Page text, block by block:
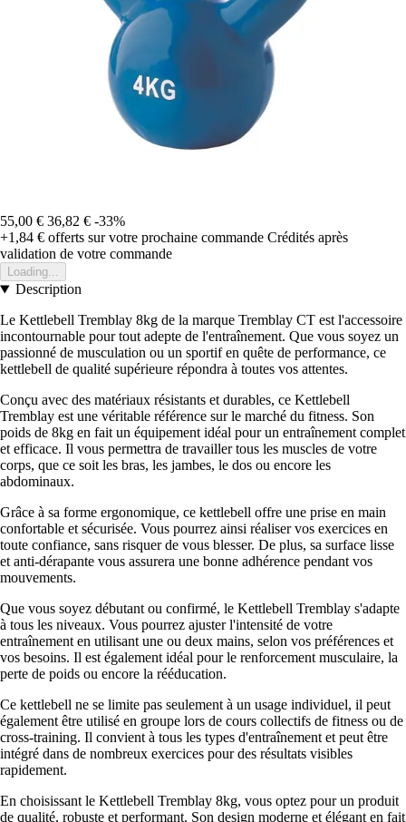
55,00 € 36,82 € -33%
+1,84 € offerts sur votre prochaine commande Crédités après
validation de votre commande
Loading...
Description
Le Kettlebell Tremblay 8kg de la marque Tremblay CT est l'accessoire
incontournable pour tout adepte de l'entraînement. Que vous soyez un
passionné de musculation ou un sportif en quête de performance, ce
kettlebell de qualité supérieure répondra à toutes vos attentes.
Conçu avec des matériaux résistants et durables, ce Kettlebell
Tremblay est une véritable référence sur le marché du fitness. Son
poids de 8kg en fait un équipement idéal pour un entraînement complet
et efficace. Il vous permettra de travailler tous les muscles de votre
corps, que ce soit les bras, les jambes, le dos ou encore les
abdominaux.
Grâce à sa forme ergonomique, ce kettlebell offre une prise en main
confortable et sécurisée. Vous pourrez ainsi réaliser vos exercices en
toute confiance, sans risquer de vous blesser. De plus, sa surface lisse
et anti-dérapante vous assurera une bonne adhérence pendant vos
mouvements.
Que vous soyez débutant ou confirmé, le Kettlebell Tremblay s'adapte
à tous les niveaux. Vous pourrez ajuster l'intensité de votre
entraînement en utilisant une ou deux mains, selon vos préférences et
vos besoins. Il est également idéal pour le renforcement musculaire, la
perte de poids ou encore la rééducation.
Ce kettlebell ne se limite pas seulement à un usage individuel, il peut
également être utilisé en groupe lors de cours collectifs de fitness ou de
cross-training. Il convient à tous les types d'entraînement et peut être
intégré dans de nombreux exercices pour des résultats visibles
rapidement.
En choisissant le Kettlebell Tremblay 8kg, vous optez pour un produit
de qualité, robuste et performant. Son design moderne et élégant en fait